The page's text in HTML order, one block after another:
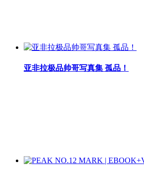
亚非拉极品帅哥写真集 孤品！